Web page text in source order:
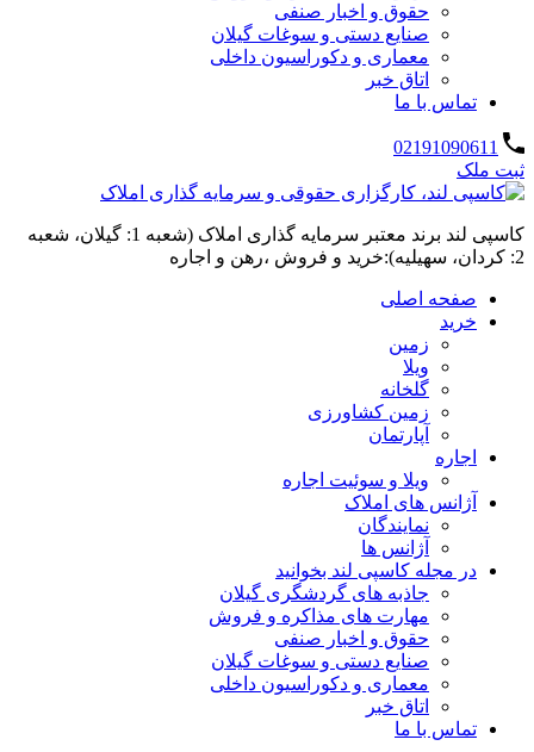
حقوق و اخبار صنفی
صنایع دستی و سوغات گیلان
معماری و دکوراسیون داخلی
اتاق خبر
تماس با ما
02191090611
ثبت ملک
کاسپی لند برند معتبر سرمایه گذاری املاک (شعبه 1: گیلان، شعبه
2: کردان، سهیلیه):خرید و فروش ،رهن و اجاره
صفحه اصلی
خرید
زمین
ویلا
گلخانه
زمین کشاورزی
آپارتمان
اجاره
ویلا و سوئیت اجاره
آژانس های املاک
نمایندگان
آژانس ها
در مجله کاسپی لند بخوانید
جاذبه های گردشگری گیلان
مهارت های مذاکره و فروش
حقوق و اخبار صنفی
صنایع دستی و سوغات گیلان
معماری و دکوراسیون داخلی
اتاق خبر
تماس با ما